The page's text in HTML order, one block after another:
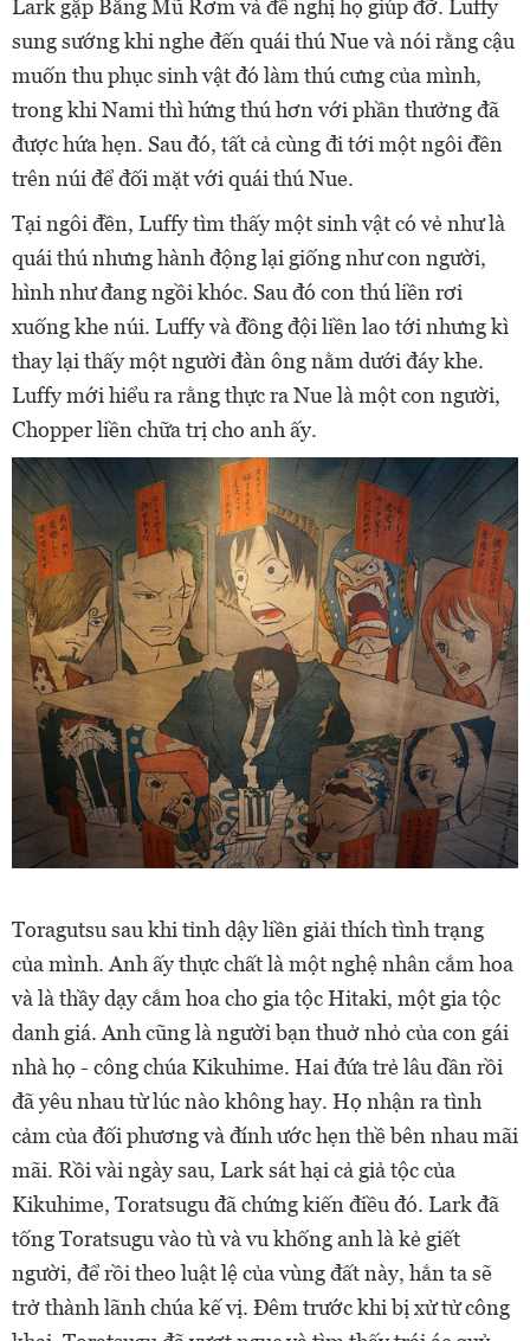
Lark gặp Băng Mũ Rơm và đề nghị họ giúp đỡ. Luffy
sung sướng khi nghe đến quái thú Nue và nói rằng cậu
muốn thu phục sinh vật đó làm thú cưng của mình,
trong khi Nami thì hứng thú hơn với phần thưởng đã
được hứa hẹn. Sau đó, tất cả cùng đi tới một ngôi đền
trên núi để đối mặt với quái thú Nue.
Tại ngôi đền, Luffy tìm thấy một sinh vật có vẻ như là
quái thú nhưng hành động lại giống như con người,
hình như đang ngồi khóc. Sau đó con thú liền rơi
xuống khe núi. Luffy và đồng đội liền lao tới nhưng kì
thay lại thấy một người đàn ông nằm dưới đáy khe.
Luffy mới hiểu ra rằng thực ra Nue là một con người,
Chopper liền chữa trị cho anh ấy.
Toragutsu sau khi tỉnh dậy liền giải thích tình trạng
của mình. Anh ấy thực chất là một nghệ nhân cắm hoa
và là thầy dạy cắm hoa cho gia tộc Hitaki, một gia tộc
danh giá. Anh cũng là người bạn thuở nhỏ của con gái
nhà họ - công chúa Kikuhime. Hai đứa trẻ lâu dần rồi
đã yêu nhau từ lúc nào không hay. Họ nhận ra tình
cảm của đối phương và đính ước hẹn thề bên nhau mãi
mãi. Rồi vài ngày sau, Lark sát hại cả giả tộc của
Kikuhime, Toratsugu đã chứng kiến điều đó. Lark đã
tống Toratsugu vào tù và vu khống anh là kẻ giết
người, để rồi theo luật lệ của vùng đất này, hắn ta sẽ
trở thành lãnh chúa kế vị. Đêm trước khi bị xử tử công